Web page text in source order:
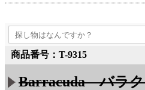
商品番号：T-9315
Barracuda バラク